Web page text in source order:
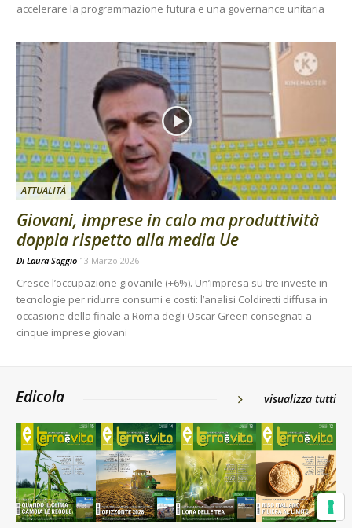
accelerare la programmazione futura e una governance unitaria
ATTUALITÀ
Giovani, imprese in calo ma produttività
doppia rispetto alla media Ue
Di Laura Saggio 13 Marzo 2026
Cresce l’occupazione giovanile (+6%). Un’impresa su tre investe in
tecnologie per ridurre consumi e costi: l’analisi Coldiretti diffusa in
occasione della finale a Roma degli Oscar Green consegnati a
cinque imprese giovani
Edicola visualizza tutti